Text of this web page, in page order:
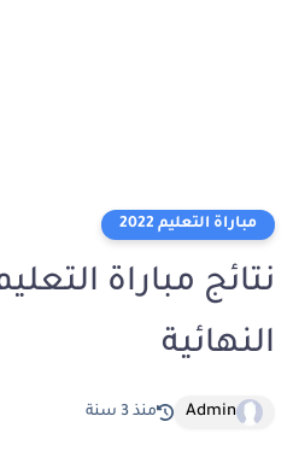
مباراة التعليم 2022
النهائية
Admin منذ 3 سنة